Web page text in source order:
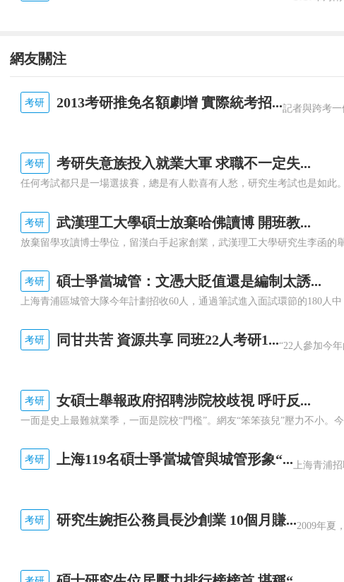
網友關注
考研 2013考研推免名額劇增 實際統考招...
考研 考研失意族投入就業大軍 求職不一定失...
考研 武漢理工大學碩士放棄哈佛讀博 開班教...
考研 碩士爭當城管：文憑大貶值還是編制太誘...
考研 同甘共苦 資源共享 同班22人考研1...
考研 女碩士舉報政府招聘涉院校歧視 呼吁反...
考研 上海119名碩士爭當城管與城管形象“...
考研 研究生婉拒公務員長沙創業 10個月賺...